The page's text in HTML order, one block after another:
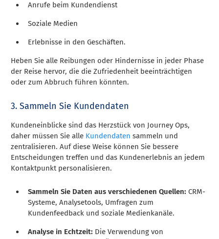
Anrufe beim Kundendienst
Soziale Medien
Erlebnisse in den Geschäften.
Heben Sie alle Reibungen oder Hindernisse in jeder Phase
der Reise hervor, die die Zufriedenheit beeinträchtigen
oder zum Abbruch führen könnten.
3. Sammeln Sie Kundendaten
Kundeneinblicke sind das Herzstück von Journey Ops,
daher müssen Sie alle Kundendaten sammeln und
zentralisieren. Auf diese Weise können Sie bessere
Entscheidungen treffen und das Kundenerlebnis an jedem
Kontaktpunkt personalisieren.
Sammeln Sie Daten aus verschiedenen Quellen:CRM-
Systeme, Analysetools, Umfragen zum
Kundenfeedback und soziale Medienkanäle.
Analyse in Echtzeit: Die Verwendung von